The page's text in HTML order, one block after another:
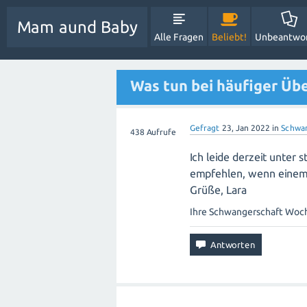
Mam aund Baby
Alle Fragen Beliebt!
Was tun bei häufiger
438 Aufrufe Gefragt 23, Jan 2022 in
Ich leide derzeit unter
empfehlen, wenn
Grüße, Lara
Ihre Schwangerschaft